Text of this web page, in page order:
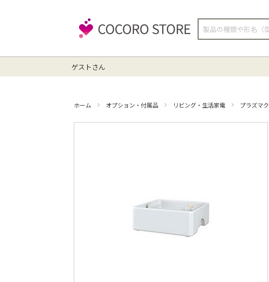
検
ゲストさん
ホーム オプション・付属品 リビング・生活家電 プラズマ